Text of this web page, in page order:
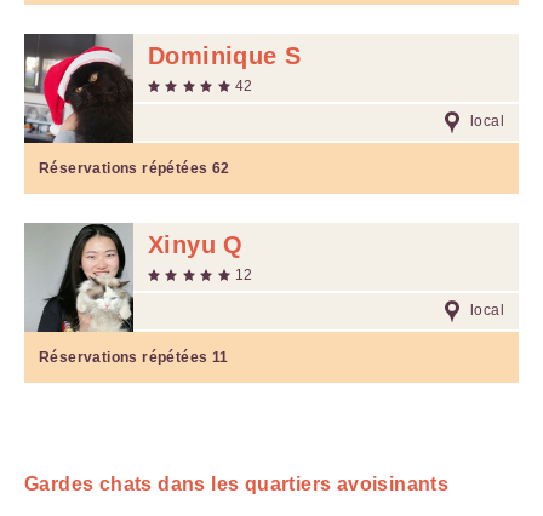
Dominique S
42
local
Réservations répétées 62
Xinyu Q
12
local
Réservations répétées 11
Gardes chats dans les quartiers avoisinants